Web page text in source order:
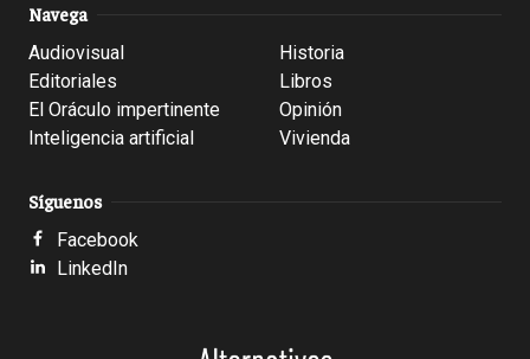
Navega
Audiovisual
Editoriales
El Oráculo impertinente
Inteligencia artificial
Historia
Libros
Opinión
Vivienda
Síguenos
Facebook
LinkedIn